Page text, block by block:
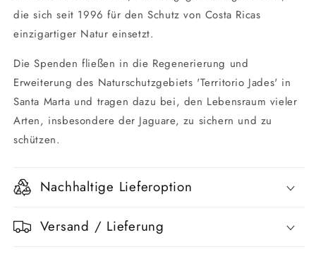
die sich seit 1996 für den Schutz von Costa Ricas
einzigartiger Natur einsetzt.
Die Spenden fließen in die Regenerierung und
Erweiterung des Naturschutzgebiets 'Territorio Jades' in
Santa Marta und tragen dazu bei, den Lebensraum vieler
Arten, insbesondere der Jaguare, zu sichern und zu
schützen.
Nachhaltige Lieferoption
Versand / Lieferung